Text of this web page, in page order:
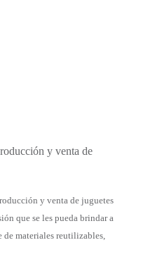
y venta de
y venta de juguetes
que se les pueda brindar a
de materiales reutilizables,